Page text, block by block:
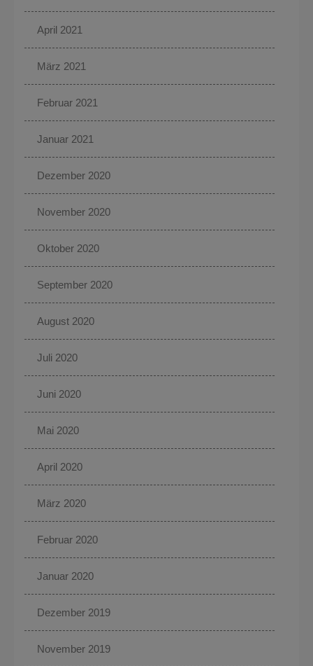
April 2021
März 2021
Februar 2021
Januar 2021
Dezember 2020
November 2020
Oktober 2020
September 2020
August 2020
Juli 2020
Juni 2020
Mai 2020
April 2020
März 2020
Februar 2020
Januar 2020
Dezember 2019
November 2019